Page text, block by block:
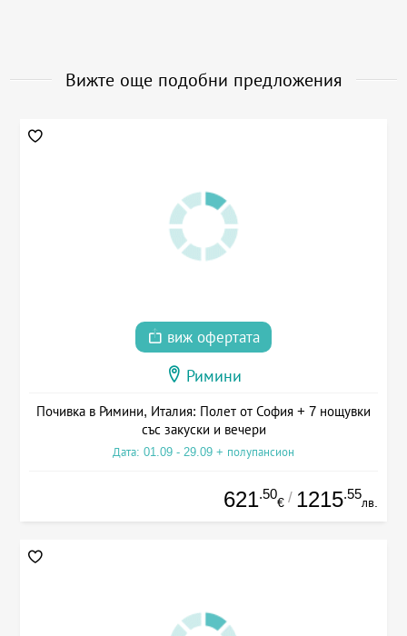
Вижте още подобни предложения
виж офертата
Римини
Почивка в Римини, Италия: Полет от София + 7 нощувки
със закуски и вечери
Дата: 01.09 - 29.09 + полупансион
621.50
€ / 1215.55
лв.